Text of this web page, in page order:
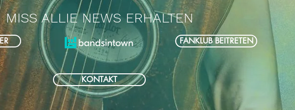
MISS ALLIE NEWS ERHALTEN
FANKLUB BEITRETEN
KONTAKT